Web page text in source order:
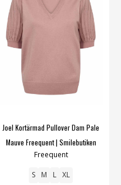
Joel Kortärmad Pullover Dam Pale
Mauve Freequent | Smilebutiken
Freequent
S M L XL